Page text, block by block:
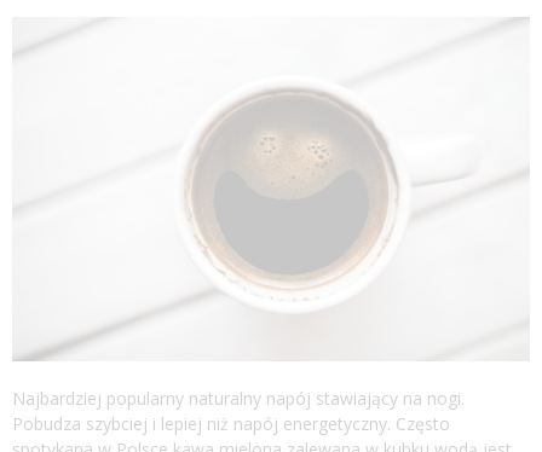
Najbardziej popularny naturalny napój stawiający na nogi.
Pobudza szybciej i lepiej niż napój energetyczny. Często